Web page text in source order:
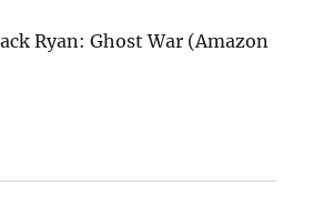
Ryan: Ghost War (Amazon